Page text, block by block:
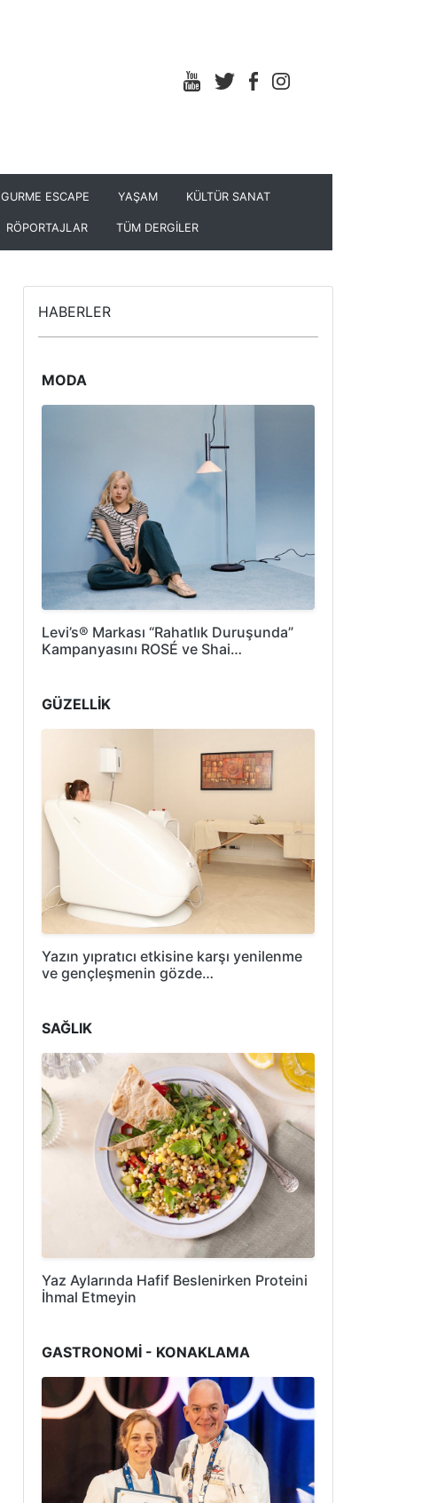
GURME ESCAPE YAŞAM KÜLTÜR SANAT
RÖPORTAJLAR TÜM DERGİLER
HABERLER
MODA
Levi’s® Markası “Rahatlık Duruşunda”
Kampanyasını ROSÉ ve Shai…
GÜZELLİK
Yazın yıpratıcı etkisine karşı yenilenme
ve gençleşmenin gözde…
SAĞLIK
Yaz Aylarında Hafif Beslenirken Proteini
İhmal Etmeyin
GASTRONOMİ - KONAKLAMA